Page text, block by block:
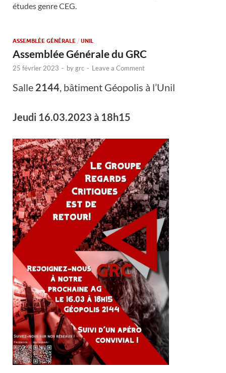
études genre CEG.
ASSEMBLÉE GÉNÉRALE / UNIL
Assemblée Générale du GRC
25 février 2023 - bygrc - Leave a Comment
Salle 2144, bâtiment Géopolis à l’Unil
Jeudi 16.03.2023 à 18h15